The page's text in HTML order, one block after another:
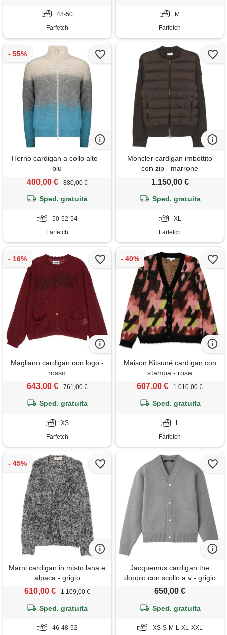
48-50
Farfetch
M
Farfetch
Herno cardigan a collo alto -
blu
400,00 € 880,00 €
Sped. gratuita
50-52-54
Farfetch
Moncler cardigan imbottito
con zip - marrone
1.150,00 €
Sped. gratuita
XL
Farfetch
Magliano cardigan con logo -
rosso
643,00 € 761,00 €
Sped. gratuita
XS
Farfetch
Maison Kitsuné cardigan con
stampa - rosa
607,00 € 1.010,00 €
Sped. gratuita
L
Farfetch
Marni cardigan in misto lana e
alpaca - grigio
610,00 € 1.109,00 €
Sped. gratuita
46-48-52
Jacquemus cardigan the
doppio con scollo a v - grigio
650,00 €
Sped. gratuita
XS-S-M-L-XL-XXL